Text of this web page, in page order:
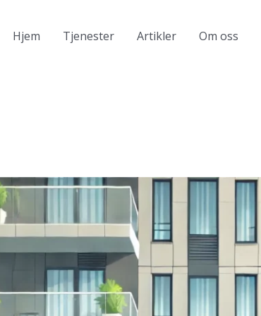
Hjem Tjenester Artikler Om oss